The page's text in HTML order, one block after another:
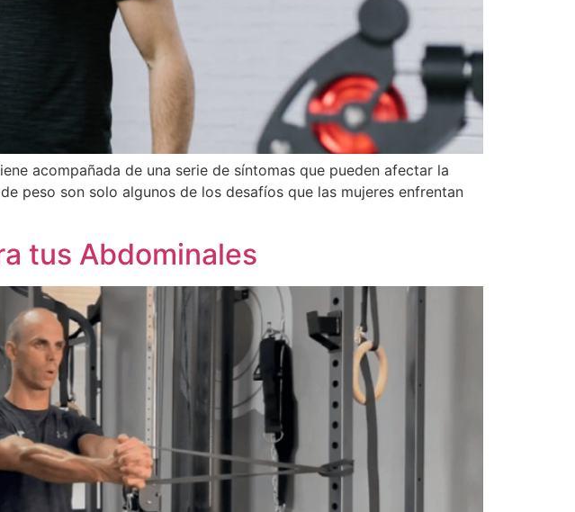
acompañada de una serie de síntomas que pueden afectar la
peso son solo algunos de los desafíos que las mujeres enfrentan
tus Abdominales